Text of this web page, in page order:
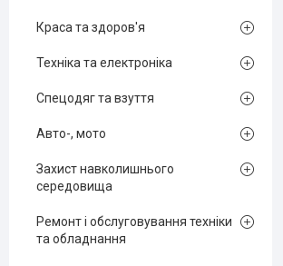
Краса та здоров'я
Техніка та електроніка
Спецодяг та взуття
Авто-, мото
Захист навколишнього
середовища
Ремонт і обслуговування техніки
та обладнання